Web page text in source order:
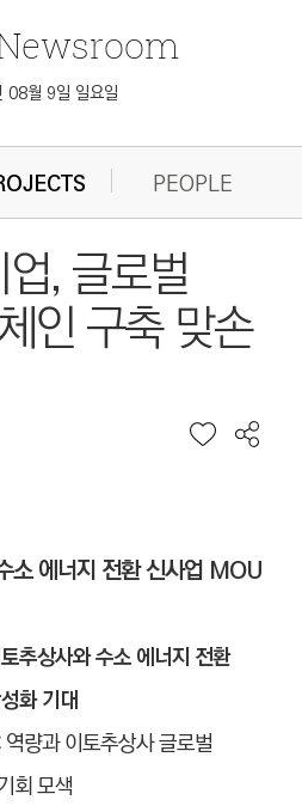
월 9일 일요일
PEOPLE
, 글로벌
인 구축 맞손
소 에너지 전환 신사업 MOU
추상사와 수소 에너지 전환
화 기대
량과 이토추상사 글로벌
회 모색